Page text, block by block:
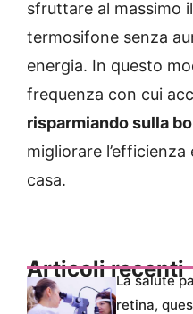
sfruttare al massimo
termosifone senza
energia. In questo
frequenza con cui
risparmiando sulla
migliorare
casa.
Articoli recenti
La salute
retina,